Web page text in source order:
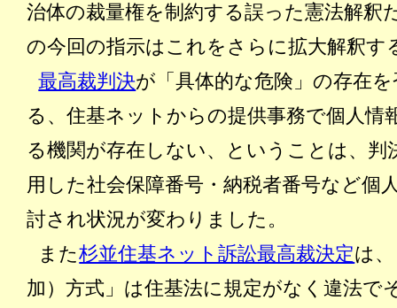
治体の裁量権を制約する誤った憲法解釈
の今回の指示はこれをさらに拡大解釈す
最高裁判決が「具体的な危険」の存在
る、住基ネットからの提供事務で個人情
る機関が存在しない、ということは、判
用した社会保障番号・納税者番号など個
討され状況が変わりました。
また杉並住基ネット訴訟最高裁決定は
加）方式」は住基法に規定がなく違法で